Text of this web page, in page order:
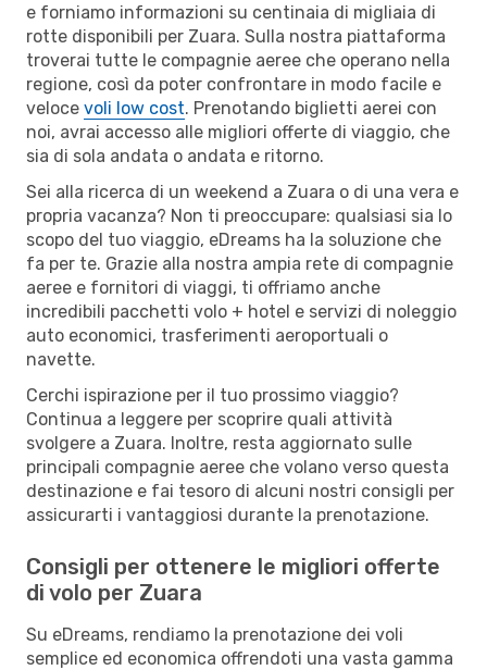
e forniamo informazioni su centinaia di migliaia di
rotte disponibili per Zuara. Sulla nostra piattaforma
troverai tutte le compagnie aeree che operano nella
regione, così da poter confrontare in modo facile e
veloce voli low cost. Prenotando biglietti aerei con
noi, avrai accesso alle migliori offerte di viaggio, che
sia di sola andata o andata e ritorno.
Sei alla ricerca di un weekend a Zuara o di una vera e
propria vacanza? Non ti preoccupare: qualsiasi sia lo
scopo del tuo viaggio, eDreams ha la soluzione che
fa per te. Grazie alla nostra ampia rete di compagnie
aeree e fornitori di viaggi, ti offriamo anche
incredibili pacchetti volo + hotel e servizi di noleggio
auto economici, trasferimenti aeroportuali o
navette.
Cerchi ispirazione per il tuo prossimo viaggio?
Continua a leggere per scoprire quali attività
svolgere a Zuara. Inoltre, resta aggiornato sulle
principali compagnie aeree che volano verso questa
destinazione e fai tesoro di alcuni nostri consigli per
assicurarti i vantaggiosi durante la prenotazione.
Consigli per ottenere le migliori offerte
di volo per Zuara
Su eDreams, rendiamo la prenotazione dei voli
semplice ed economica offrendoti una vasta gamma